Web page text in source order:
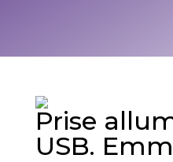
Prise
USB.